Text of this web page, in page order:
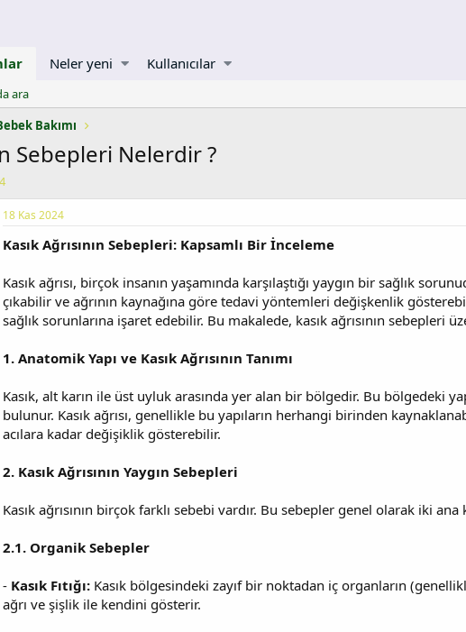
Neler yeni Kullanıcılar
ara
Bakımı
Sebepleri Nelerdir ?
18 Kas 2024
Kasık Ağrısının Sebepleri: Kapsamlı Bir İnceleme
Kasık ağrısı, birçok insanın yaşamında karşılaştığı yaygın bir sağlık
çıkabilir ve ağrının kaynağına göre tedavi yöntemleri değişkenlik
sağlık sorunlarına işaret edebilir. Bu makalede, kasık ağrısının sebepleri
1. Anatomik Yapı ve Kasık Ağrısının Tanımı
Kasık, alt karın ile üst uyluk arasında yer alan bir bölgedir. Bu bölgedeki
bulunur. Kasık ağrısı, genellikle bu yapıların herhangi birinden
acılara kadar değişiklik gösterebilir.
2. Kasık Ağrısının Yaygın Sebepleri
Kasık ağrısının birçok farklı sebebi vardır. Bu sebepler genel olarak iki
2.1. Organik Sebepler
- Kasık Fıtığı: Kasık bölgesindeki zayıf bir noktadan iç organların
ağrı ve şişlik ile kendini gösterir.